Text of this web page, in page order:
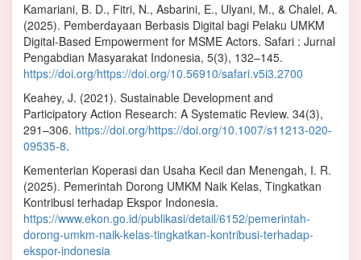
Kamariani, B. D., Fitri, N., Asbarini, E., Ulyani, M., & Chalel, A.
(2025). Pemberdayaan Berbasis Digital bagi Pelaku UMKM
Digital-Based Empowerment for MSME Actors. Safari : Jurnal
Pengabdian Masyarakat Indonesia, 5(3), 132–145.
https://doi.org/https://doi.org/10.56910/safari.v5i3.2700
Keahey, J. (2021). Sustainable Development and
Participatory Action Research: A Systematic Review. 34(3),
291–306. https://doi.org/https://doi.org/10.1007/s11213-020-
09535-8.
Kementerian Koperasi dan Usaha Kecil dan Menengah, I. R.
(2025). Pemerintah Dorong UMKM Naik Kelas, Tingkatkan
Kontribusi terhadap Ekspor Indonesia.
https://www.ekon.go.id/publikasi/detail/6152/pemerintah-
dorong-umkm-naik-kelas-tingkatkan-kontribusi-terhadap-
ekspor-indonesia